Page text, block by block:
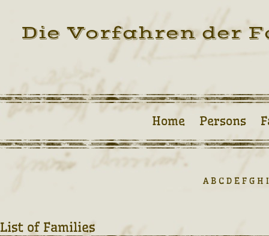
Die Vorfahren der
Home Persons
A B C D E F G H I
List of Families